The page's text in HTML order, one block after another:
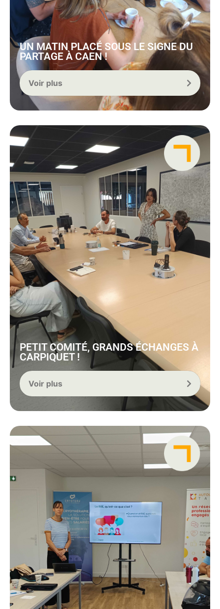
UN MATIN PLACÉ SOUS LE SIGNE DU
PARTAGE À CAEN !
Voir plus
PETIT COMITÉ, GRANDS ÉCHANGES À
CARPIQUET !
Voir plus